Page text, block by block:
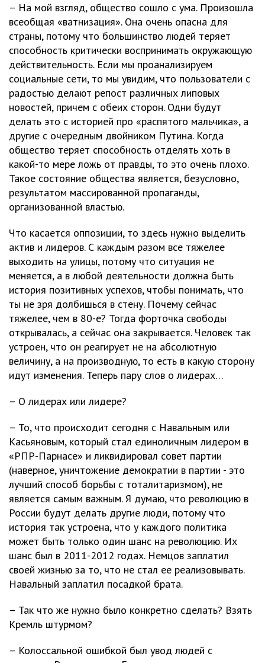
– На мой взгляд, общество сошло с ума. Произошла
всеобщая «ватнизация». Она очень опасна для
страны, потому что большинство людей теряет
способность критически воспринимать окружающую
действительность. Если мы проанализируем
социальные сети, то мы увидим, что пользователи с
радостью делают репост различных липовых
новостей, причем с обеих сторон. Одни будут
делать это с историей про «распятого мальчика», а
другие с очередным двойником Путина. Когда
общество теряет способность отделять хоть в
какой-то мере ложь от правды, то это очень плохо.
Такое состояние общества является, безусловно,
результатом массированной пропаганды,
организованной властью.
Что касается оппозиции, то здесь нужно выделить
актив и лидеров. С каждым разом все тяжелее
выходить на улицы, потому что ситуация не
меняется, а в любой деятельности должна быть
история позитивных успехов, чтобы понимать, что
ты не зря долбишься в стену. Почему сейчас
тяжелее, чем в 80-е? Тогда форточка свободы
открывалась, а сейчас она закрывается. Человек так
устроен, что он реагирует не на абсолютную
величину, а на производную, то есть в какую сторону
идут изменения. Теперь пару слов о лидерах…
– О лидерах или лидере?
– То, что происходит сегодня с Навальным или
Касьяновым, который стал единоличным лидером в
«РПР-Парнасе» и ликвидировал совет партии
(наверное, уничтожение демократии в партии - это
лучший способ борьбы с тоталитаризмом), не
является самым важным. Я думаю, что революцию в
России будут делать другие люди, потому что
история так устроена, что у каждого политика
может быть только один шанс на революцию. Их
шанс был в 2011-2012 годах. Немцов заплатил
своей жизнью за то, что не стал ее реализовывать.
Навальный заплатил посадкой брата.
– Так что же нужно было конкретно сделать? Взять
Кремль штурмом?
– Колоссальной ошибкой был увод людей с